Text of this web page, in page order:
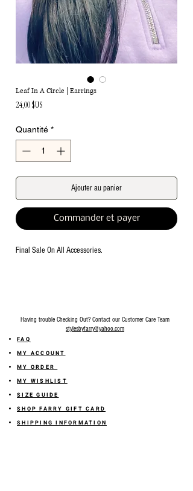
Leaf In A Circle | Earrings
24,00 $USPrix
Quantité *
Ajouter au panier
Commander et payer
Final Sale On All Accessories.
Having trouble Checking Out? Contact our Customer Care Team
stylesbyfarry@yahoo.com
FAQ
MY ACCOUNT
MY ORDER
MY WISHLIST
SIZE GUIDE
SHOP FARRY GIFT CARD
SHIPPING INFORMATION